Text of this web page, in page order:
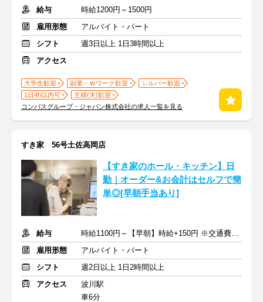
給与
時給1200円～1500円
雇用形態
アルバイト・パート
シフト
週3日以上 1日3時間以上
アクセス
大学生歓迎 副業・Ｗワーク歓迎
シルバー歓迎
1日4h以内可
主婦(夫)歓迎
コンパスグループ・ジャパン株式会社の求人一覧を見る
すき家 56号土佐高岡店
【すき家のホール・キッチン】日
勤｜オーダー&お会計はセルフで簡
単◎[早朝手当あり]
給与
時給1100円～【早朝】時給+150円 ※交通費支給
雇用形態
アルバイト・パート
シフト
週2日以上 1日2時間以上
アクセス
波川駅
車6分